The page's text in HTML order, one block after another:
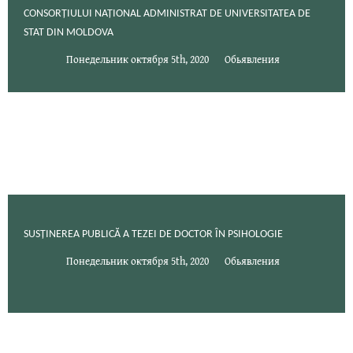
CONSORȚIULUI NAȚIONAL ADMINISTRAT DE UNIVERSITATEA DE
STAT DIN MOLDOVA
Понедельник октября 5th, 2020 Обьявления
SUSȚINEREA PUBLICĂ A TEZEI DE DOCTOR ÎN PSIHOLOGIE
Понедельник октября 5th, 2020 Обьявления